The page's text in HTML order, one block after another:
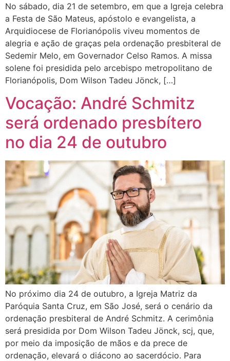
No sábado, dia 21 de setembro, em que a Igreja celebra
a Festa de São Mateus, apóstolo e evangelista, a
Arquidiocese de Florianópolis viveu momentos de
alegria e ação de graças pela ordenação presbiteral de
Sedemir Melo, em Governador Celso Ramos. A missa
solene foi presidida pelo arcebispo metropolitano de
Florianópolis, Dom Wilson Tadeu Jönck, […]
Vocação: André Schmitz
será ordenado presbítero
no dia 24 de outubro
No próximo dia 24 de outubro, a Igreja Matriz da
Paróquia Santa Cruz, em São José, será o cenário da
ordenação presbiteral de André Schmitz. A cerimônia
será presidida por Dom Wilson Tadeu Jönck, scj, que,
por meio da imposição de mãos e da prece de
ordenação, elevará o diácono ao sacerdócio. Para